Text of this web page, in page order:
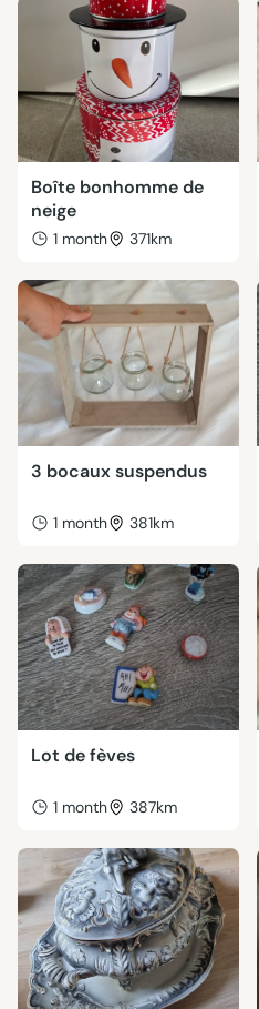
Boîte bonhomme de
neige
1 month 371km
3 bocaux suspendus
1 month 381km
Lot de fèves
1 month 387km